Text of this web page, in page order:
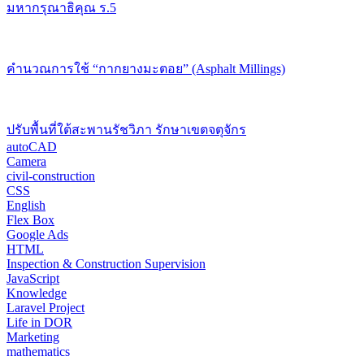
มหากรุณาธิคุณ ร.5
คำนวณการใช้ “กากยางมะตอย” (Asphalt Millings)
ปรับพื้นที่ใต้สะพานรัชวิภา รักษาเขตจตุจักร
autoCAD
Camera
civil-construction
CSS
English
Flex Box
Google Ads
HTML
Inspection & Construction Supervision
JavaScript
Knowledge
Laravel Project
Life in DOR
Marketing
mathematics